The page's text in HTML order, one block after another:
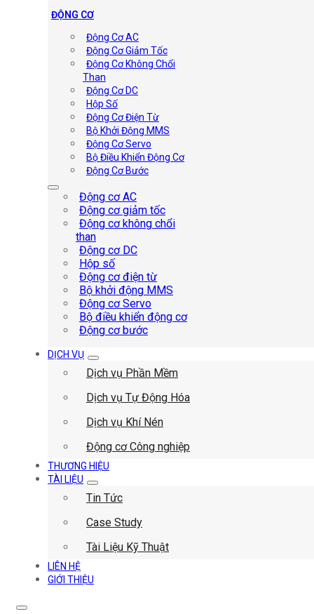
ĐỘNG CƠ
Động Cơ AC
Động Cơ Giảm Tốc
Động Cơ Không Chổi
Than
Động Cơ DC
Hộp Số
Động Cơ Điện Từ
Bộ Khởi Động MMS
Động Cơ Servo
Bộ Điều Khiển Động Cơ
Động Cơ Bước
Động cơ AC
Động cơ giảm tốc
Động cơ không chổi
than
Động cơ DC
Hộp số
Động cơ điện từ
Bộ khởi động MMS
Động cơ Servo
Bộ điều khiển động cơ
Động cơ bước
DỊCH VỤ
Dịch vụ Phần Mềm
Dịch vụ Tự Động Hóa
Dịch vụ Khí Nén
Động cơ Công nghiệp
THƯƠNG HIỆU
TÀI LIỆU
Tin Tức
Case Study
Tài Liệu Kỹ Thuật
LIÊN HỆ
GIỚI THIỆU